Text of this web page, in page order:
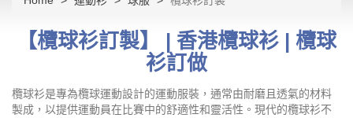
Browse
【欖球衫訂製】 | 香港欖球衫 | 欖球
衫訂做
欖球衫是專為欖球運動設計的運動服裝，通常由耐磨且透氣的材料
製成，以提供運動員在比賽中的舒適性和靈活性。現代的欖球衫不